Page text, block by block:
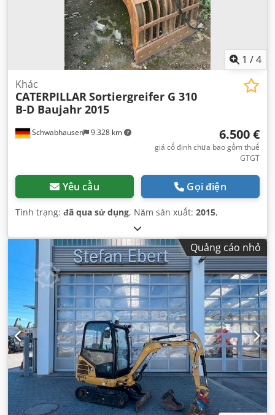
1 /4
Schwabhausen 9.328 km
Khác
CATERPILLARSortiergreifer G 310
B-D Baujahr 2015
6.500 €
giá cố định chưa bao gồm thuế
GTGT
Yêu cầu Gọi điện
Tình trạng: đã qua sử dụng, Năm sản xuất: 2015,
Quảng cáo nhỏ